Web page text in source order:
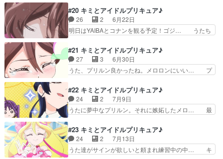
ンにズキューンされてしまっ… すごく大人っぽい
追加戦士がきたなー、意外… 「記憶をなくした人
もいるわ！」（なお人で…
のギャグ展開からのラストのシリアスに… ついに
来たツイン変身シーン！！！そして裸… 前半は明
るく楽しいのにラストのプリルンで… プリルンの
元の姿を見るたびに､悲鳴をあげ… ズキューンと
空気が漂ってますけど。対象… プリルン…分かっ
ちゃいたけど完全に記憶忘… 富竹ポジションのキ
ャラか？と思ったらフリ…
#20 キミとアイドルプリキュア♪
26 2
6月22日
明日はYAIBAとコナンを観る予定！ゴジ… うたち
殴られたり蹴られたりを漫画的な光… 正式にうた
達のことをプリルンが忘れている… うたちゃんと
の思い出を完全忘却したプリル… ズキュキスの真
相が一部説明された回だけど… 話の整理がされ幼
てもらうため思い出探し… 危ない……今日の分を
投稿する前に寝るとこ… 思い出さがしのピクニッ
ク！名前ももうある…
#21 キミとアイドルプリキュア♪
27 3
6月30日
うた、プリルン良かったね。メロロンにいい… プ
がとうございました。無事沼に浸かりま… 諦めな
いでプリルンにうたが歌って途中から… プリルン
とこれからの思い出を作っていこう… 号泣するう
たと同じ位に常温で夕方まで放置… うたちゃん生
腐というか、ご都合主義の極… まぁ子供向けアニ
メでいつまでも記憶消えた… 二人だけのハーモニ
ー。中盤の山場たるズキ…
#22 キミとアイドルプリキュア♪
24 2
7月9日
うたに夢中なプリルン。それに嫉妬したメロ… 最
ロンの負けヒロインっぷりに磨きがかか… よくや
く平穏な日々が返ってきましたが、プ… OPも1部
だけ変わったこれでズキューンキ… プリティホリ
ックの対決企画をきっかけに始… アイドルプリキ
#23 キミとアイドルプリキュア♪
24 2
7月13日
うた達がサインが欲しいと頼まれ練習中の中… キ